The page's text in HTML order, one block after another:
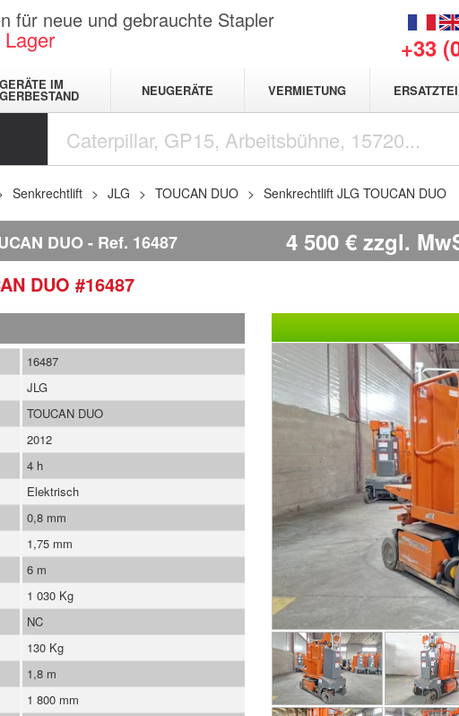
für neue und gebrauchte Stapler
Lager +33
GERÄTE IM NEUGERÄTE VERMIETUNG
Senkrechtlift JLG TOUCAN DUO Senkrechtlift JLG TOUCAN DUO
DUO Ref. 16487 4 500 € zzgl.
DUO #16487
16487
JLG
TOUCAN DUO
2012
4 h
Elektrisch
0,8 mm
1,75 mm
6 m
1 030 Kg
NC
130 Kg
1,8 m
1 800 mm